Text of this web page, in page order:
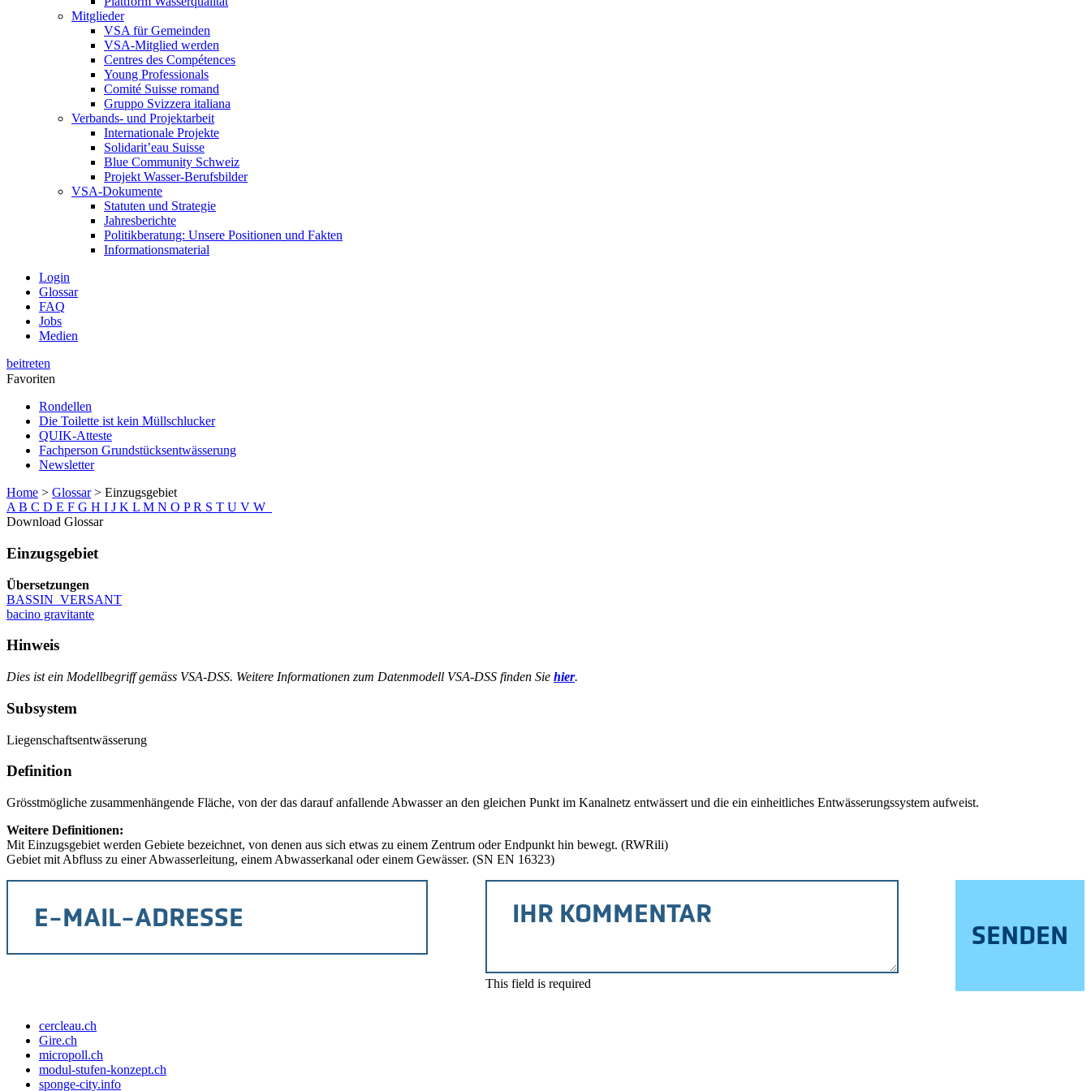
Mitglieder
VSA für Gemeinden
VSA-Mitglied werden
Centres des Compétences
Young Professionals
Comité Suisse romand
Gruppo Svizzera italiana
Verbands- und Projektarbeit
Internationale Projekte
Solidarit’eau Suisse
Blue Community Schweiz
Projekt Wasser-Berufsbilder
VSA-Dokumente
Statuten und Strategie
Jahresberichte
Politikberatung: Unsere Positionen und Fakten
Informationsmaterial
Login
Glossar
FAQ
Jobs
Medien
beitreten
Favoriten
Rondellen
Die Toilette ist kein Müllschlucker
QUIK-Atteste
Fachperson Grundstücksentwässerung
Newsletter
Home > Glossar > Einzugsgebiet
A B C D E F G H I J K L M N O PR S T U V W
Download Glossar
Einzugsgebiet
Übersetzungen
BASSIN_VERSANT
bacino gravitante
Hinweis
Dies ist ein Modellbegriff gemäss VSA-DSS. Weitere Informationen zum Datenmodell VSA-DSS finden Sie hier.
Subsystem
Liegenschaftsentwässerung
Definition
Grösstmögliche zusammenhängende Fläche, von der das darauf anfallende Abwasser an den gleichen Punkt im Kanalnetz entwässert und die ein einheitliches Entwässerungssystem aufweist.
Weitere Definitionen:
Mit Einzugsgebiet werden Gebiete bezeichnet, von denen aus sich etwas zu einem Zentrum oder Endpunkt hin bewegt. (RWRili)
Gebiet mit Abfluss zu einer Abwasserleitung, einem Abwasserkanal oder einem Gewässer. (SN EN 16323)
This field is required
cercleau.ch
Gire.ch
micropoll.ch
modul-stufen-konzept.ch
sponge-city.info